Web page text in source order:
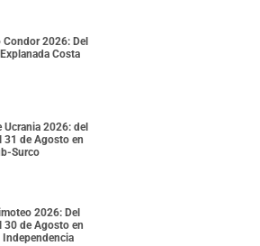
2026: Del
Costa
Ucrania 2026: del
31 de Agosto en
Surco
2026: Del
30 de Agosto en
Independencia